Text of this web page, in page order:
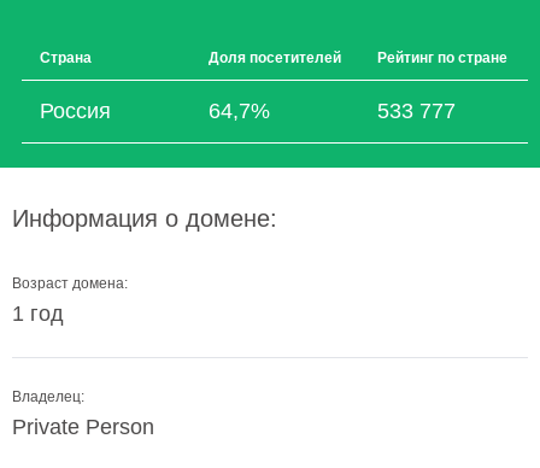
Страна Доля посетителей Рейтинг по стране
Россия 64,7% 533 777
Информация о домене:
Возраст домена:
1 год
Владелец:
Private Person